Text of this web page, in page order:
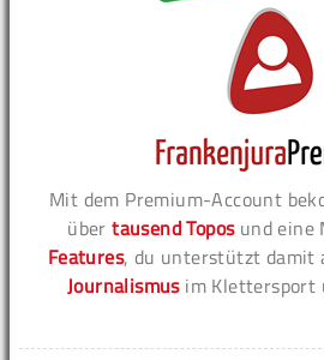
Mit dem Premium-Account
übertausend Toposund eine
Features, du unterstützt damit
Journalismusim Klettersport